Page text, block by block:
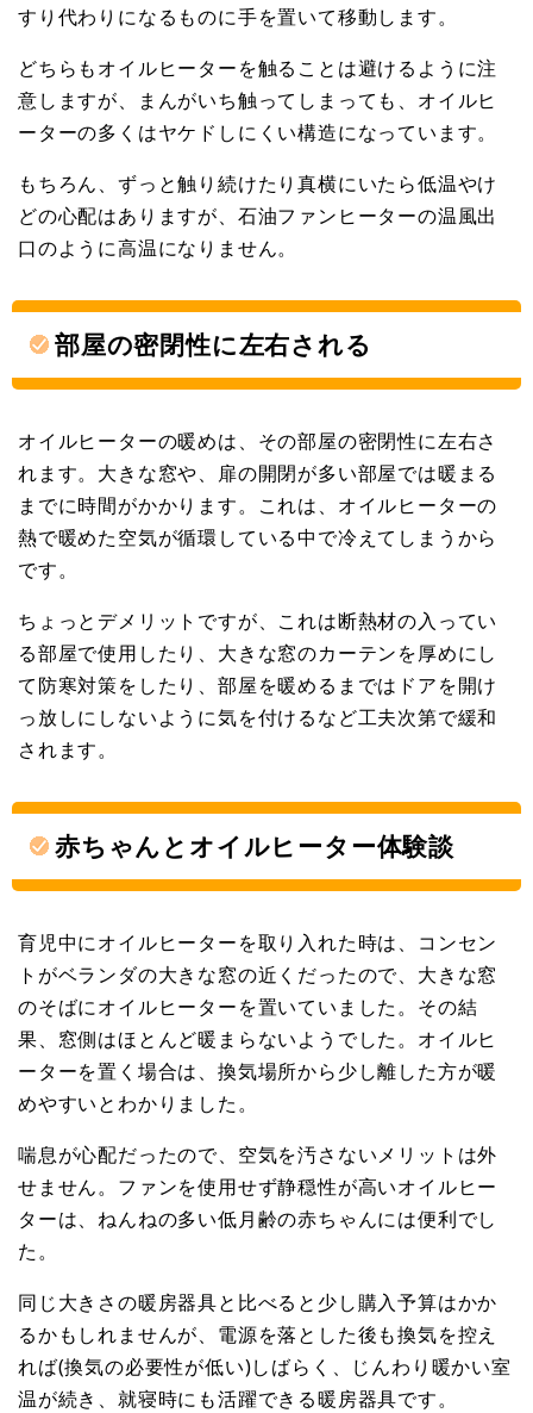
すり代わりになるものに手を置いて移動します。
どちらもオイルヒーターを触ることは避けるように注
意しますが、まんがいち触ってしまっても、オイルヒ
ーターの多くはヤケドしにくい構造になっています。
もちろん、ずっと触り続けたり真横にいたら低温やけ
どの心配はありますが、石油ファンヒーターの温風出
口のように高温になりません。
部屋の密閉性に左右される
オイルヒーターの暖めは、その部屋の密閉性に左右さ
れます。大きな窓や、扉の開閉が多い部屋では暖まる
までに時間がかかります。これは、オイルヒーターの
熱で暖めた空気が循環している中で冷えてしまうから
です。
ちょっとデメリットですが、これは断熱材の入ってい
る部屋で使用したり、大きな窓のカーテンを厚めにし
て防寒対策をしたり、部屋を暖めるまではドアを開け
っ放しにしないように気を付けるなど工夫次第で緩和
されます。
赤ちゃんとオイルヒーター体験談
育児中にオイルヒーターを取り入れた時は、コンセン
トがベランダの大きな窓の近くだったので、大きな窓
のそばにオイルヒーターを置いていました。その結
果、窓側はほとんど暖まらないようでした。オイルヒ
ーターを置く場合は、換気場所から少し離した方が暖
めやすいとわかりました。
喘息が心配だったので、空気を汚さないメリットは外
せません。ファンを使用せず静穏性が高いオイルヒー
ターは、ねんねの多い低月齢の赤ちゃんには便利でし
た。
同じ大きさの暖房器具と比べると少し購入予算はかか
るかもしれませんが、電源を落とした後も換気を控え
れば(換気の必要性が低い)しばらく、じんわり暖かい室
温が続き、就寝時にも活躍できる暖房器具です。